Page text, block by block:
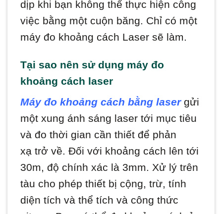
dịp khi bạn không thể thực hiện công
việc bằng một cuộn băng. Chỉ có một
máy đo khoảng cách Laser sẽ làm.
Tại sao nên sử dụng máy đo
khoảng cách laser
Máy đo khoảng cách bằng lasergửi
một xung ánh sáng laser tới mục tiêu
và đo thời gian cần thiết để phản
xạ trở về. Đối với khoảng cách lên tới
30m, độ chính xác là 3mm. Xử lý trên
tàu cho phép thiết bị cộng, trừ, tính
diện tích và thể tích và công thức